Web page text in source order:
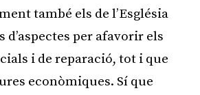
també els de l’Església
d’aspectes per afavorir els
i de reparació, tot i que
econòmiques. Sí que